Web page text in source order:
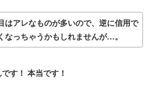
はアレなものが多いので、逆に信用で
なっちゃうかもしれませんが…。
す！ 本当です！